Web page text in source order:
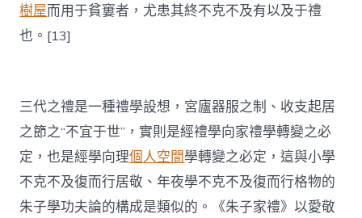
樹屋而用于貧窶者，尤患其終不克不及有以及于禮
也。[13]
三代之禮是一種禮學設想，宮廬器服之制、收支起居
之節之“不宜于世”，實則是經禮學向家禮學轉變之必
定，也是經學向理個人空間學轉變之必定，這與小學
不克不及復而行居敬、年夜學不克不及復而行格物的
朱子學功夫論的構成是類似的。《朱子家禮》以愛敬